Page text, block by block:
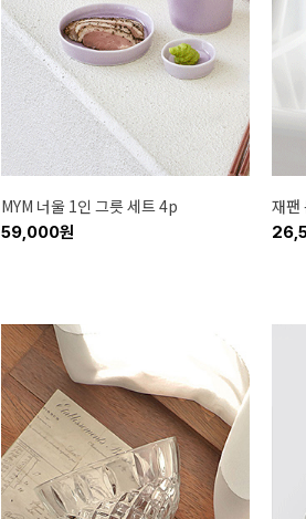
MYM 너울 1인 그릇 세트 4p
59,000원
재팬